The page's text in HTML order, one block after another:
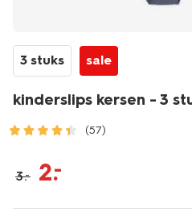
3 stuks sale
kinderslips kersen - 3
(57)
kersen-
-
stuks-
3.– 2.–